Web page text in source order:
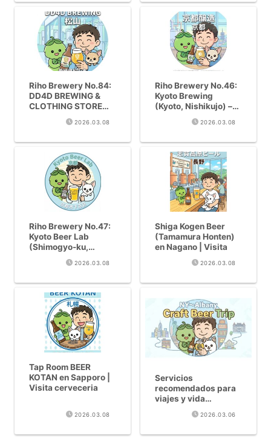
Riho Brewery No.84:
DD4D BREWING &
CLOTHING STORE
(Ehime, Matsuyama)
– Jalapeno IPA e
2026.03.08
Riho Brewery No.46:
Kyoto Brewing
(Kyoto, Nishikujo) –
Cervezas de estilo
belga en la antigua
2026.03.08
Riho Brewery No.47:
Kyoto Beer Lab
(Shimogyo-ku,
Kyoto) – Habanero
Porter y 10 grifos
2026.03.08
Shiga Kogen Beer
(Tamamura Honten)
en Nagano | Visita
2026.03.08
Tap Room BEER
KOTAN en Sapporo |
Visita cerveceria
2026.03.08
Servicios
recomendados para
viajes y vida
cervecera artesanal
2026.03.06